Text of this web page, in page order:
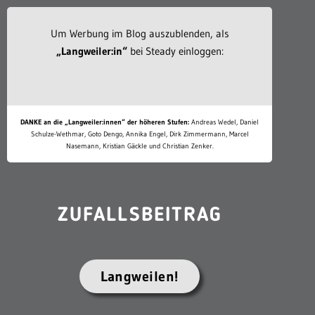
Um Werbung im Blog auszublenden, als
„Langweiler:in“bei Steady einloggen:
DANKE an die „Langweiler:innen“ der höheren Stufen: Andreas Wedel, Daniel
Schulze-Wethmar, Goto Dengo, Annika Engel, Dirk Zimmermann, Marcel
Nasemann, Kristian Gäckle und Christian Zenker.
ZUFALLSBEITRAG
Langweilen!